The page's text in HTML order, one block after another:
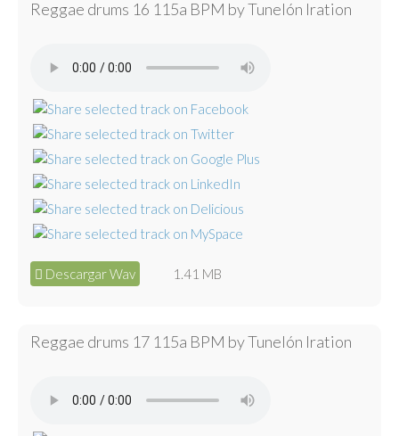
Reggae drums 16 115a BPM by Tunelón Iration
Descargar Wav 1.41 MB
Reggae drums 17 115a BPM by Tunelón Iration